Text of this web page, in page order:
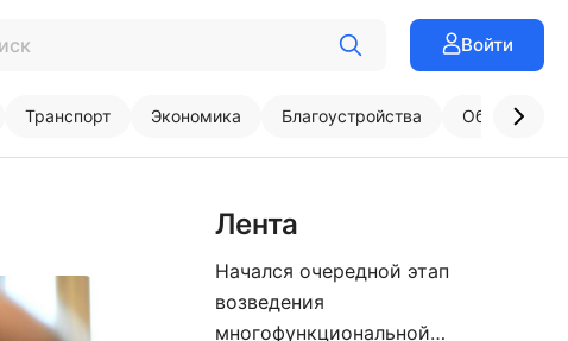
Войти
Транспорт Экономика Благоустройства
Лента
Начался очередной этап
возведения
многофункциональной